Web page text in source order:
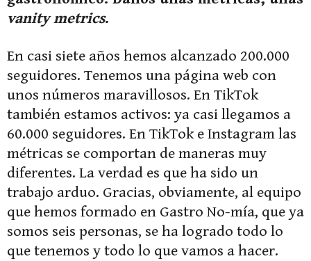
vanity metrics.
En casi siete años hemos alcanzado 200.000
seguidores. Tenemos una página web con
unos números maravillosos. En TikTok
también estamos activos: ya casi llegamos a
60.000 seguidores. En TikTok e Instagram las
métricas se comportan de maneras muy
diferentes. La verdad es que ha sido un
trabajo arduo. Gracias, obviamente, al equipo
que hemos formado en Gastro No-mía, que ya
somos seis personas, se ha logrado todo lo
que tenemos y todo lo que vamos a hacer.